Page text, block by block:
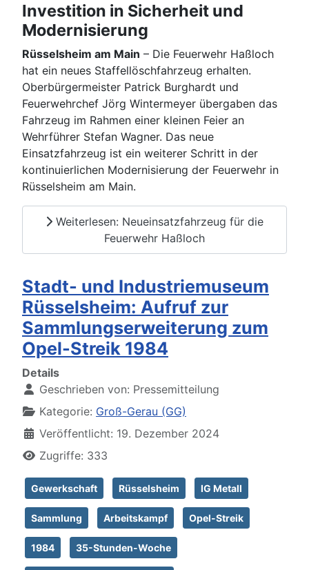
Investition in Sicherheit und
Modernisierung
Rüsselsheim am Main – Die Feuerwehr Haßloch
hat ein neues Staffellöschfahrzeug erhalten.
Oberbürgermeister Patrick Burghardt und
Feuerwehrchef Jörg Wintermeyer übergaben das
Fahrzeug im Rahmen einer kleinen Feier an
Wehrführer Stefan Wagner. Das neue
Einsatzfahrzeug ist ein weiterer Schritt in der
kontinuierlichen Modernisierung der Feuerwehr in
Rüsselsheim am Main.
Weiterlesen: Neueinsatzfahrzeug für die
Feuerwehr Haßloch
Stadt- und Industriemuseum
Rüsselsheim: Aufruf zur
Sammlungserweiterung zum
Opel-Streik 1984
Details
Geschrieben von: Pressemitteilung
Kategorie: Groß-Gerau (GG)
Veröffentlicht: 19. Dezember 2024
Zugriffe: 333
Gewerkschaft Rüsselsheim IG Metall
Sammlung Arbeitskampf Opel-Streik
1984 35-Stunden-Woche